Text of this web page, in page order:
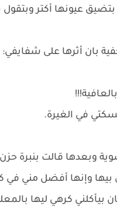
عيونها أكتر وبتقول
بان أثرها على شفايفي:
في الغيرة.
بتقارن بيها وإنها
بيأكلني كرهي ليها